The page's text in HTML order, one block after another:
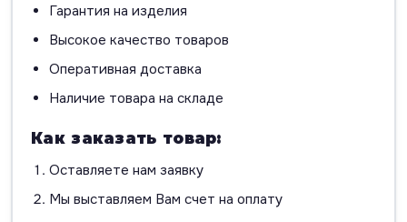
Гарантия на изделия
Высокое качество товаров
Оперативная доставка
Наличие товара на складе
Как заказать товар:
Оставляете нам заявку
Мы выставляем Вам счет на оплату